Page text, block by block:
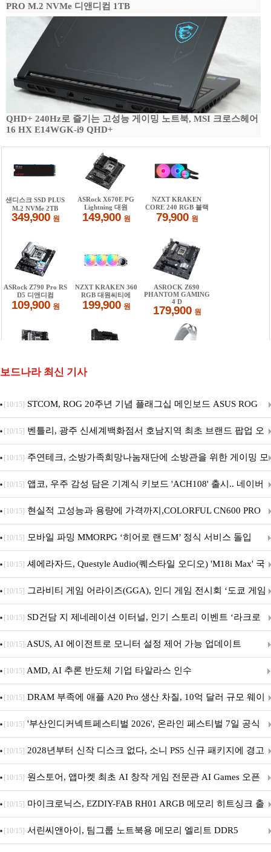
PRO M.2 NVMe 디앤디컴 1TB
QHD+ 240Hz로 즐기는 고성능 게이밍 노트북, MSI 크로스헤어
16 HX E14WGK-i9 QHD+
보드나라 최신 기사
[10/15] STCOM, ROG 20주년 기념 플래그십 메인보드 ASUS ROG
Crosshair X870E EDITION 20 국내 출시 예정
[10/15] 벤틀리, 광주 신세계백화점서 호남지역 최초 브랜드 팝업 오
픈
[10/15] 주연테크, 소방가족희망나눔재단에 소방관을 위한 게이밍 모
니터·스마트 펫 침대 기부
[10/15] 앱코, 우주 감성 담은 기계식 키보드 'ACH108' 출시.. 네이버
브랜드데이 기획전 진행
[10/15] 현실적 고성능과 용량에 가격까지,COLORFUL CN600 PRO
M.2 NVMe 디앤디컴 1TB
[10/15] 모바일 파밍 MMORPG ‘히어로 랜드M’ 정식 서비스 돌입
[10/15] 셰에라자드, Questyle Audio(퀘스타일 오디오) 'M18i Max' 국
내 정식 출시
[10/15] 그라비티 게임 어라이즈(GGA), 인디 게임 전시회 ‘도쿄 게임
던전 13’ 참가!
[10/15] SD건담 지 제네레이션 이터널, 인기 스토리 이벤트 ‘라크로
아의 용사’ 재개최 및 풍성한 기념 이벤트 실시!
[10/15] ASUS, AI 에이전트로 모니터 설정 제어 가능 업데이트
[10/15] AMD, AI 추론 반도체 기업 타알라스 인수
[10/15] DRAM 부족에 애플 A20 Pro 생산 차질, 10억 달러 규모 웨이
퍼 대기
[10/15] '부산인디커넥트페스티벌 2026', 온라인 페스티벌 7일 공식
개막... 22일간 진행
[10/15] 2028년부터 신작 디스크 없다, 소니 PS5 신규 패키지에 경고
문 추가
[10/15] 원스토어, 앱마켓 최초 AI 창작 게임 전문관 AI Games 오픈
[10/15] 마이크로닉스, EZDIY-FAB RH01 ARGB 메모리 히트싱크 출
시
[10/15] 서린씨앤아이, 팀그룹 노트북용 메모리 엘리트 DDR5